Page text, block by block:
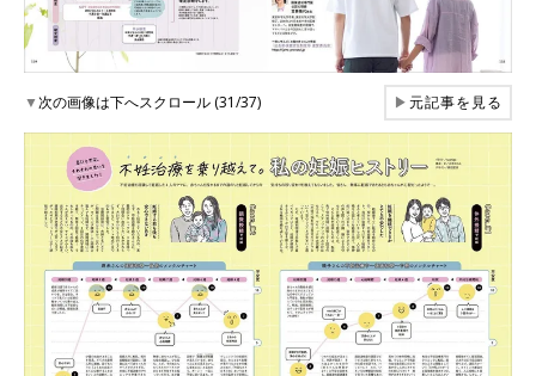
▼次の画像は下へスクロール (31/37) ▶元記事を見る